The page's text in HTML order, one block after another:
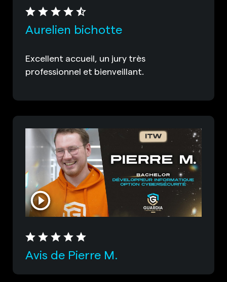
Aurelien bichotte
Excellent accueil, un jury très
professionnel et bienveillant.
Avis de Pierre M.